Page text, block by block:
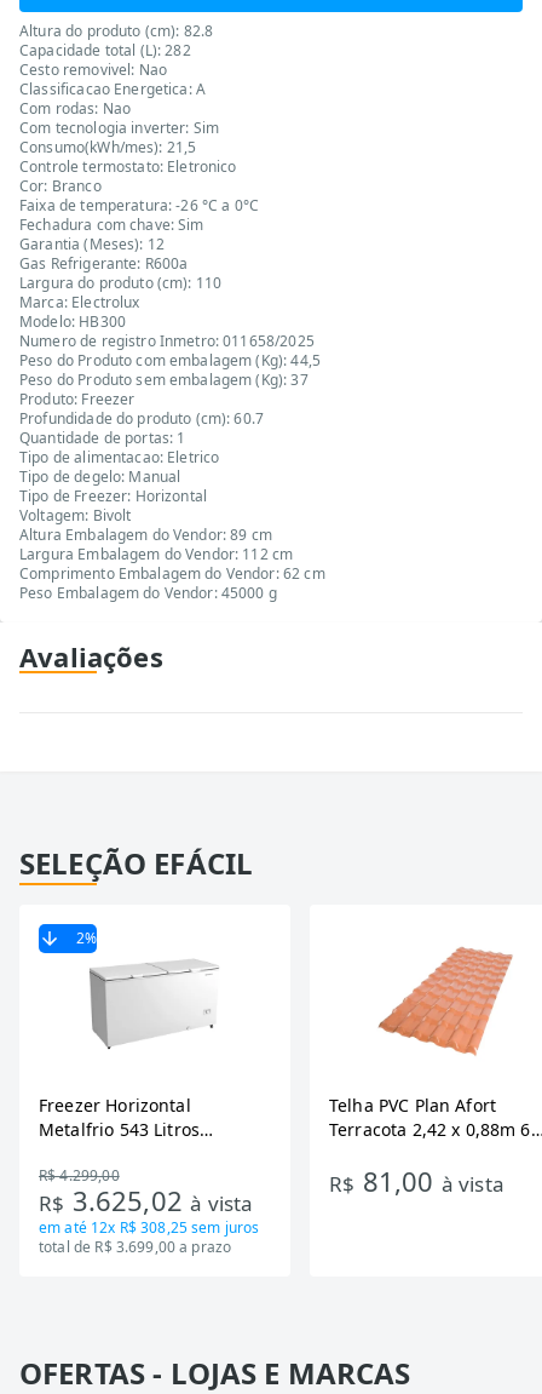
Altura do produto (cm): 82.8
Capacidade total (L): 282
Cesto removivel: Nao
Classificacao Energetica: A
Com rodas: Nao
Com tecnologia inverter: Sim
Consumo(kWh/mes): 21,5
Controle termostato: Eletronico
Cor: Branco
Faixa de temperatura: -26 °C a 0°C
Fechadura com chave: Sim
Garantia (Meses): 12
Gas Refrigerante: R600a
Largura do produto (cm): 110
Marca: Electrolux
Modelo: HB300
Numero de registro Inmetro: 011658/2025
Peso do Produto com embalagem (Kg): 44,5
Peso do Produto sem embalagem (Kg): 37
Produto: Freezer
Profundidade do produto (cm): 60.7
Quantidade de portas: 1
Tipo de alimentacao: Eletrico
Tipo de degelo: Manual
Tipo de Freezer: Horizontal
Voltagem: Bivolt
Altura Embalagem do Vendor: 89 cm
Largura Embalagem do Vendor: 112 cm
Comprimento Embalagem do Vendor: 62 cm
Peso Embalagem do Vendor: 45000 g
Avaliações
SELEÇÃO EFÁCIL
2%
Freezer Horizontal
Metalfrio 543 Litros
Tecnologia Inverter, Branco,
Bivolt
R$ 4.299,00
R$ 3.625,02à vista
em até 12x R$ 308,25sem juros
total de R$ 3.699,00 a prazo
Telha PVC Plan Afort
Terracota 2,42 x 0,88m 6
R$ 81,00 à vista
OFERTAS - LOJAS E MARCAS